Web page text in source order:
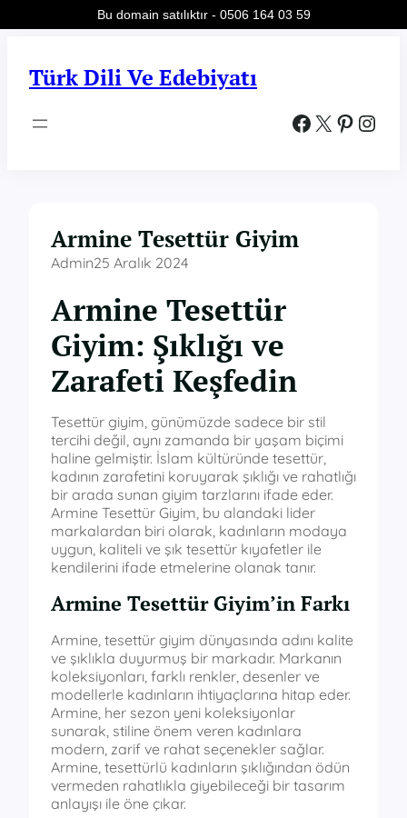
Türk Dili Ve Edebiyatı
Facebook X Pinterest Instagram
Armine Tesettür Giyim
Admin25 Aralık 2024
Armine Tesettür
Giyim: Şıklığı ve
Zarafeti Keşfedin
Tesettür giyim, günümüzde sadece bir stil
tercihi değil, aynı zamanda bir yaşam biçimi
haline gelmiştir. İslam kültüründe tesettür,
kadının zarafetini koruyarak şıklığı ve rahatlığı
bir arada sunan giyim tarzlarını ifade eder.
Armine Tesettür Giyim, bu alandaki lider
markalardan biri olarak, kadınların modaya
uygun, kaliteli ve şık tesettür kıyafetler ile
kendilerini ifade etmelerine olanak tanır.
Armine Tesettür Giyim’in Farkı
Armine, tesettür giyim dünyasında adını kalite
ve şıklıkla duyurmuş bir markadır. Markanın
koleksiyonları, farklı renkler, desenler ve
modellerle kadınların ihtiyaçlarına hitap eder.
Armine, her sezon yeni koleksiyonlar
sunarak, stiline önem veren kadınlara
modern, zarif ve rahat seçenekler sağlar.
Armine, tesettürlü kadınların şıklığından ödün
vermeden rahatlıkla giyebileceği bir tasarım
anlayışı ile öne çıkar.
Bu domain satılıktır - 0506 164 03 59